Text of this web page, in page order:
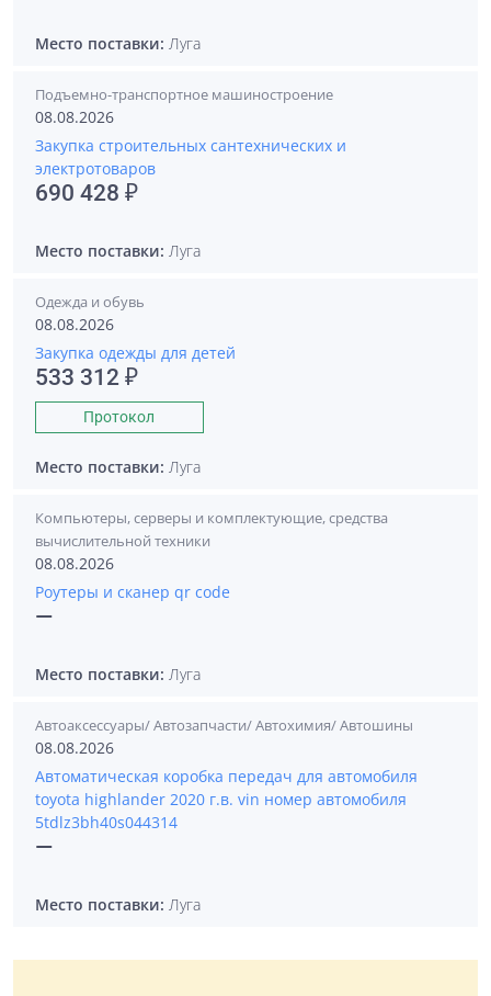
Место поставки: Луга
Подъемно-транспортное машиностроение
08.08.2026
Закупка строительных сантехнических и
электротоваров
690 428 ₽
Место поставки: Луга
Одежда и обувь
08.08.2026
Закупка одежды для детей
533 312 ₽
Протокол
Место поставки: Луга
Компьютеры, серверы и комплектующие, средства
вычислительной техники
08.08.2026
Роутеры и сканер qr code
—
Место поставки: Луга
Автоаксессуары/ Автозапчасти/ Автохимия/ Автошины
08.08.2026
Автоматическая коробка передач для автомобиля
toyota highlander 2020 г.в. vin номер автомобиля
5tdlz3bh40s044314
—
Место поставки: Луга